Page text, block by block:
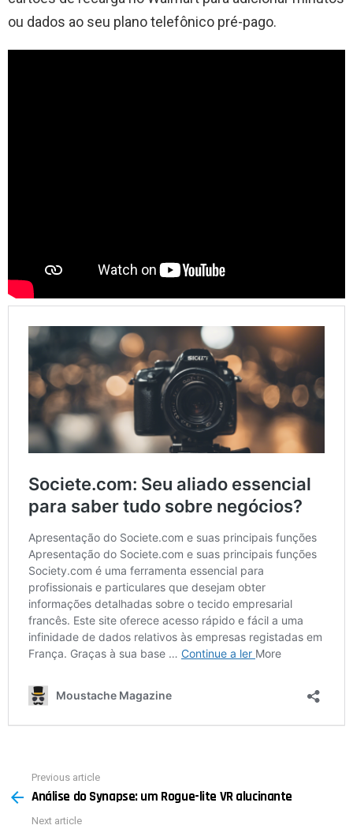
ou dados ao seu plano telefônico pré-pago.
more
Previous article
Análise do Synapse: um Rogue-lite VR alucinante
Next article